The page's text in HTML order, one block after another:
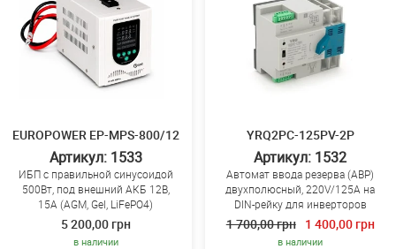
EUROPOWER EP-MPS-800/12
Артикул: 1533
ИБП с правильной синусоидой
500Вт, под внешний АКБ 12В,
15А (AGM, Gel, LiFePO4)
5 200,00 грн
в наличии
YRQ2PC-125PV-2P
Артикул: 1532
Автомат ввода резерва (АВР)
двухполюсный, 220V/125A на
DIN-рейку для инверторов
1 700,00 грн 1 400,00 грн
в наличии